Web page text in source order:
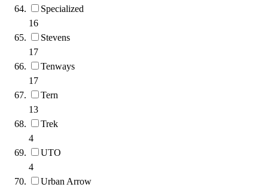
Specialized
16
Stevens
17
Tenways
17
Tern
13
Trek
4
UTO
4
Urban Arrow